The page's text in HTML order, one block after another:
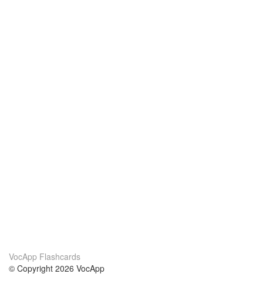
VocApp Flashcards
© Copyright 2026 VocApp